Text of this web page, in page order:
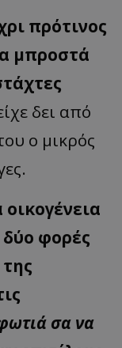
πρότινος
μπροστά
δει από
ο μικρός
φορές
σα να